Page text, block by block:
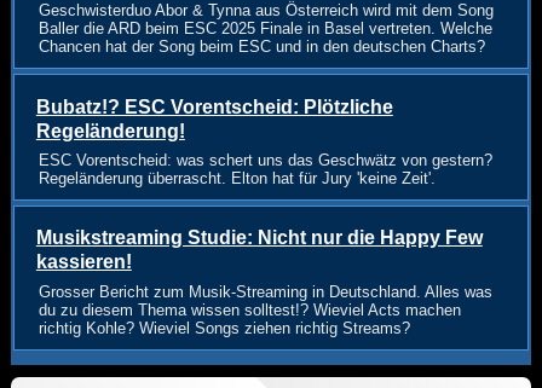
Geschwisterduo Abor & Tynna aus Österreich wird mit dem Song
Baller die ARD beim ESC 2025 Finale in Basel vertreten. Welche
Chancen hat der Song beim ESC und in den deutschen Charts?
Bubatz!? ESC Vorentscheid: Plötzliche
Regeländerung!
ESC Vorentscheid: was schert uns das Geschwätz von gestern?
Regeländerung überrascht. Elton hat für Jury 'keine Zeit'.
Musikstreaming Studie: Nicht nur die Happy Few
kassieren!
Grosser Bericht zum Musik-Streaming in Deutschland. Alles was
du zu diesem Thema wissen solltest!? Wieviel Acts machen
richtig Kohle? Wieviel Songs ziehen richtig Streams?